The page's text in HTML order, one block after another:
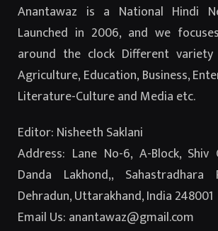
Anantawaz is a National Hindi
Launched in 2006, and we
around the clock Different variety
Agriculture, Education, Business,
Literature-Culture and Media etc.
Editor: Nisheeth Saklani
Address: Lane No-6, A-Block, Shiv
Danda Lakhond,, Sahastradhara
Dehradun, Uttarakhand, India 248001
Email Us: anantawaz@gmail.com